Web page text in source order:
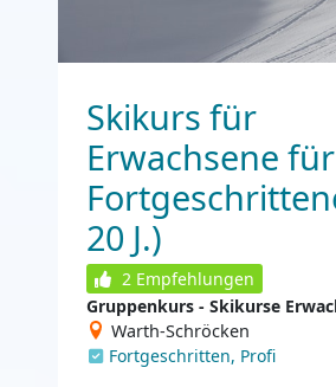
Skikurs für
Erwachsene für
20 J.)
2 Empfehlungen
Gruppenkurs - Skikurse
Warth-Schröcken
Fortgeschritten, Profi